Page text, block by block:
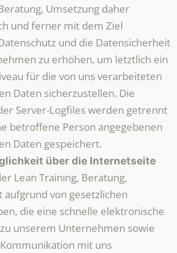
Umsetzung daher
und ferner mit dem Ziel
und die Datensicherheit
zu erhöhen, um letztlich ein
für die von uns verarbeiteten
Daten sicherzustellen. Die
Server-Logfiles werden getrennt
betroffene Person angegebenen
Daten gespeichert.
über die Internetseite
Lean Training, Beratung,
von gesetzlichen
die eine schnelle elektronische
unserem Unternehmen sowie
mit uns